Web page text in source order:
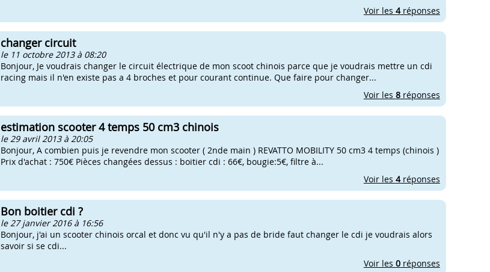
Voir les 4réponses
changer circuit
le 11 octobre 2013 à 08:20
Bonjour, Je voudrais changer le circuit électrique de mon scoot chinois parce que je voudrais mettre un cdi
racing mais il n'en existe pas a 4 broches et pour courant continue. Que faire pour changer...
Voir les 8réponses
estimation scooter 4 temps 50 cm3 chinois
le 29 avril 2013 à 20:05
Bonjour, A combien puis je revendre mon scooter ( 2nde main ) REVATTO MOBILITY 50 cm3 4 temps (chinois )
Prix d'achat : 750€ Pièces changées dessus : boitier cdi : 66€, bougie:5€, filtre à...
Voir les 4réponses
Bon boitier cdi ?
le 27 janvier 2016 à 16:56
Bonjour, j'ai un scooter chinois orcal et donc vu qu'il n'y a pas de bride faut changer le cdi je voudrais alors
savoir si se cdi...
Voir les 0réponses